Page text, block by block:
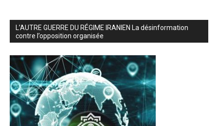
L’AUTRE GUERRE DU RÉGIME IRANIEN La désinformation
contre l’opposition organisée